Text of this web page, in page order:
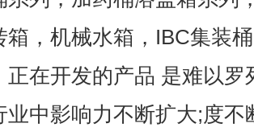
箱，机械水箱，IBC集装
在开发的产品 是难以
业中影响力不断扩大;度